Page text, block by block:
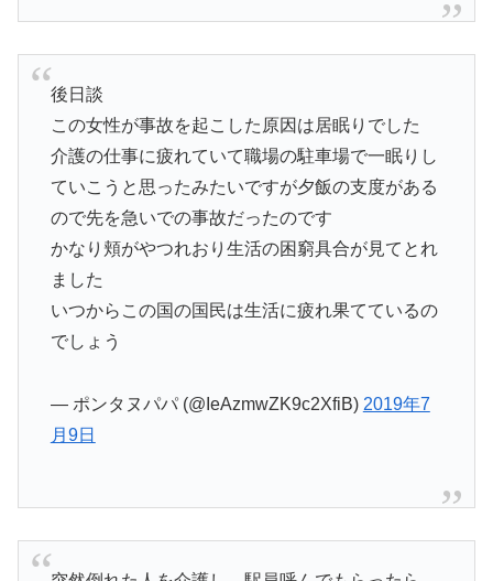
後日談
この女性が事故を起こした原因は居眠りでした
介護の仕事に疲れていて職場の駐車場で一眠りし
ていこうと思ったみたいですが夕飯の支度がある
ので先を急いでの事故だったのです
かなり頬がやつれおり生活の困窮具合が見てとれ
ました
いつからこの国の国民は生活に疲れ果てているの
でしょう
— ポンタヌパパ (@IeAzmwZK9c2XfiB) 2019年7
月9日